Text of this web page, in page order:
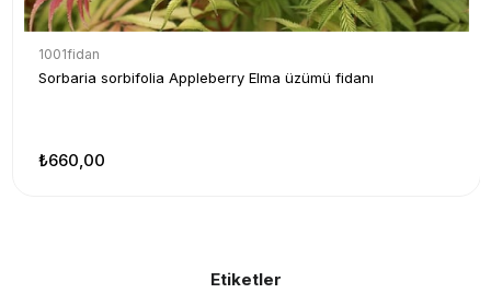
1001fidan
Sorbaria sorbifolia Appleberry Elma üzümü fidanı
₺660,00
Etiketler